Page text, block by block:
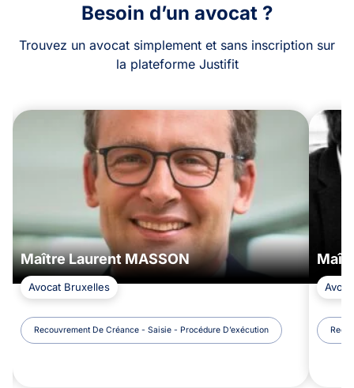
Besoin d’un avocat ?
Trouvez un avocat simplement et sans inscription sur
la plateforme Justifit
Maître Laurent MASSON
Avocat Bruxelles
Recouvrement De Créance - Saisie - Procédure D’exécution